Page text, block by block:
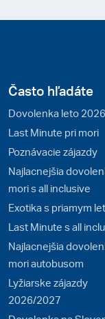
Často hľadáte
Dovolenka leto 2026
Last Minute pri mori
Poznávacie zájazdy
Najlacnejšia
mori s all inclusive
Exotika s priamym
Last Minute s all
Najlacnejšia
mori autobusom
Lyžiarske zájazdy
2026/2027